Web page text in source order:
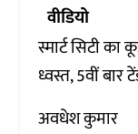
वीडियो
स्मार्ट सिटी
ध्वस्त, 5वीं बार
अवधेश कुमार